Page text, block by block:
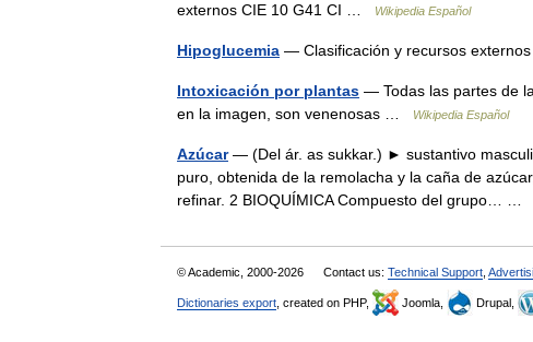
externos CIE 10 G41 CI …
Wikipedia Español
Hipoglucemia — Clasificación y recursos
Intoxicación por plantas — Todas las partes de
en la imagen, son venenosas …
Wikipedia Español
Azúcar— (Del ár. as sukkar.) ► sustantivo
puro, obtenida de la remolacha y la caña de
refinar. 2 BIOQUÍMICA Compuesto del grupo… …
© Academic, 2000-2026 Contact us: Technical Support
Dictionaries export , created on PHP, Joomla, Drupal,